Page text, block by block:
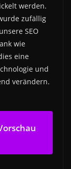
werden.
zufällig
SEO
wie
eine
und
verändern.